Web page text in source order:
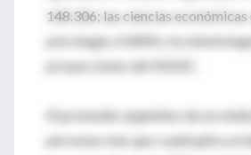
148.306; las ciencias
psicología, 63.804 y la
proyecciones del INDEC.
El promedio argentino de un
personas más que cuadruplica al